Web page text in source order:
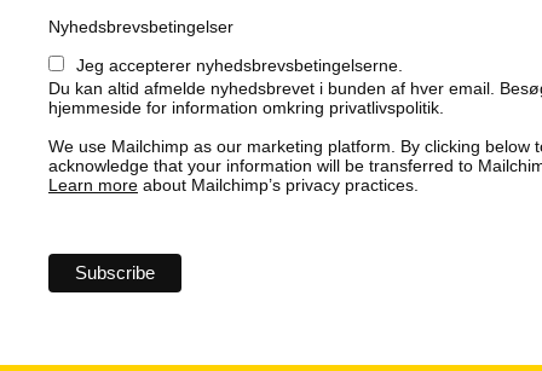
Nyhedsbrevsbetingelser
Jeg accepterer nyhedsbrevsbetingelserne.
Du kan altid afmelde nyhedsbrevet i bunden af hver email.
hjemmeside for information omkring privatlivspolitik.
We use Mailchimp as our marketing platform. By clicking below
acknowledge that your information will be transferred to
Learn more about Mailchimp’s privacy practices.